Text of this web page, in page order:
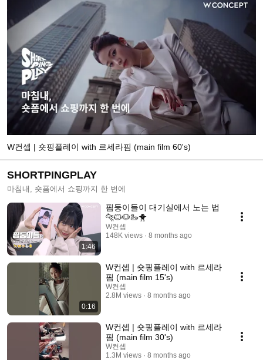
W컨셉 | 숏핑플레이 with 르세라핌 (main film 60's)
SHORTPINGPLAY
마침내, 숏폼에서 쇼핑까지 한 번에
1:46
핌둥이들이 대기실에서 노는 법
🐆🐱🐶🦢🐥
W컨셉
148K views
8 months ago
0:16
W컨셉 | 숏핑플레이 with 르세라
핌 (main film 15's)
W컨셉
2.8M views
8 months ago
W컨셉 | 숏핑플레이 with 르세라
핌 (main film 30's)
W컨셉
1.3M views
8 months ago